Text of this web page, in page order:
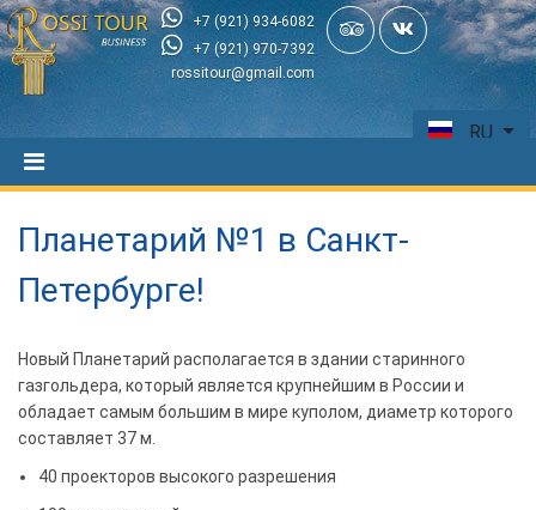
+7 (921) 934-6082
+7 (921) 970-7392
rossitour@gmail.com
RU
Планетарий №1 в Санкт-
Петербурге!
Новый Планетарий располагается в здании старинного
газгольдера, который является крупнейшим в России и
обладает самым большим в мире куполом, диаметр которого
составляет 37 м.
40 проекторов высокого разрешения